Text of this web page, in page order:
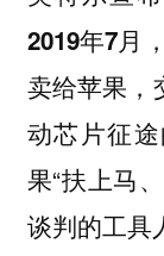
2019年7月
卖给苹果，
动芯片征
果“扶上马
谈判的工具